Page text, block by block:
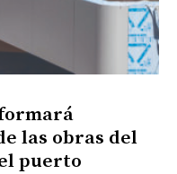
las obras del
puerto